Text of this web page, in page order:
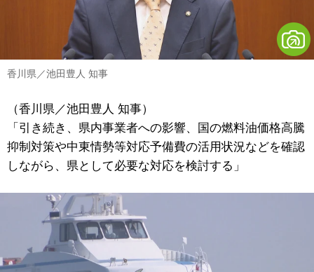
香川県／池田豊人 知事
（香川県／池田豊人 知事）
「引き続き、県内事業者への影響、国の燃料油価格高騰
抑制対策や中東情勢等対応予備費の活用状況などを確認
しながら、県として必要な対応を検討する」